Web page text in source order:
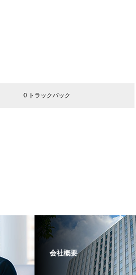
0 トラックバック
会社概要